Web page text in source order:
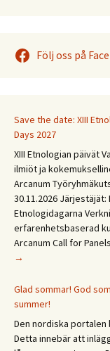
Följ oss på
Save the date: XIII
Days 2027
XIII Etnologian päivät
ilmiöt ja
Arcanum
30.11.2026 Järjestäjät:
Etnologidagarna
erfarenhetsbaserad
Arcanum Call for
→
Glad sommar! God
summer!
Den nordiska portalen
Detta innebär att